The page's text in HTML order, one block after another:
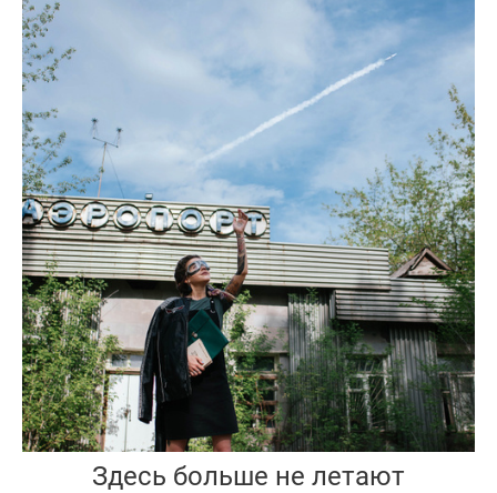
Здесь больше не летают